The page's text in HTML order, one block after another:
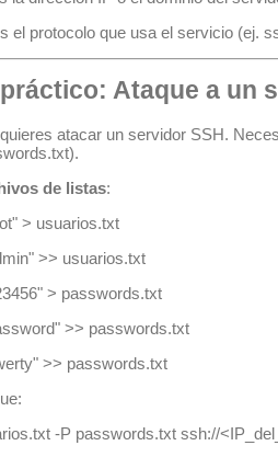
el protocolo que usa el servicio (ej.
Ataque a un
atacar un servidor SSH.
).
de listas:
> usuarios.txt
>> usuarios.txt
> passwords.txt
>> passwords.txt
>> passwords.txt
-P passwords.txt ssh://